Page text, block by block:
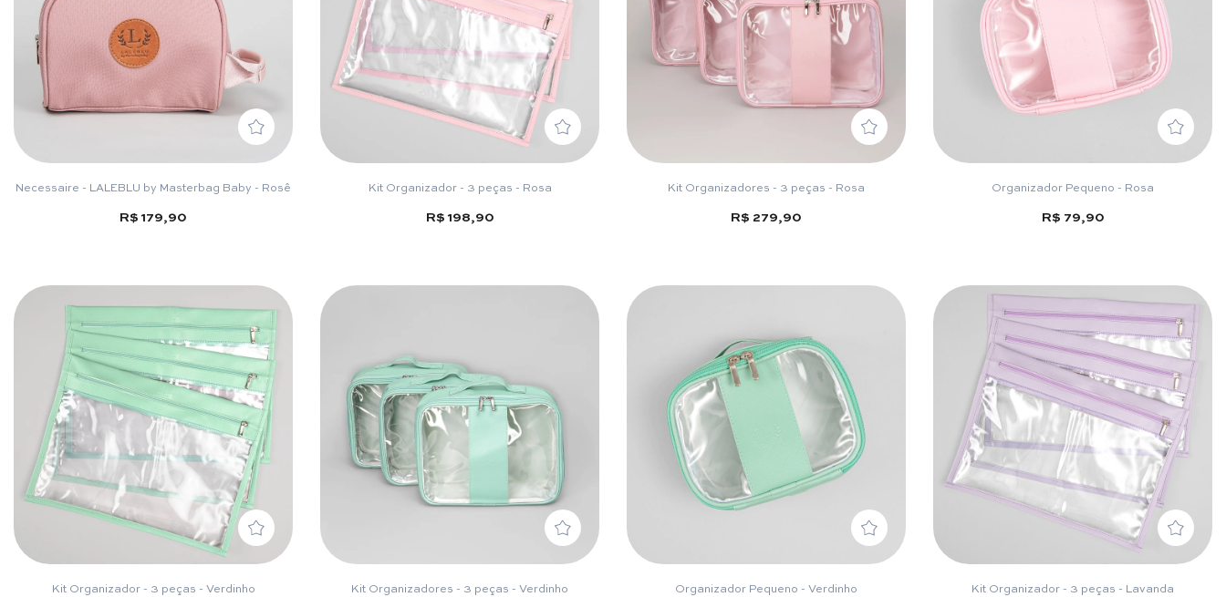
Necessaire - LALEBLU by Masterbag Baby - Rosê
R$ 179,90
Kit Organizador - 3 peças - Rosa
R$ 198,90
Kit Organizadores - 3 peças - Rosa
R$ 279,90
Organizador Pequeno - Rosa
R$ 79,90
Kit Organizador - 3 peças - Verdinho Kit Organizadores - 3 peças - Verdinho Organizador Pequeno - Verdinho Kit Organizador - 3 peças - Lavanda